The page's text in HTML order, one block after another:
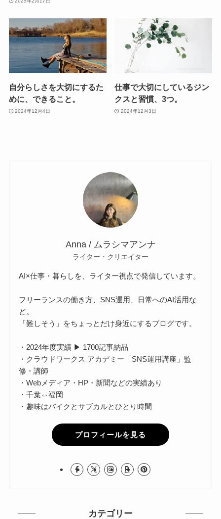
自分らしさを大切にするた
めに、できること。
2024年12月4日
仕事で大切にしているジン
クスと習慣、3つ。
2024年12月3日
Anna / ムラシマアンナ
ライター・クリエイター
AI×仕事・暮らしを、ライター視点で発信しています。
フリーランスの働き方、SNS運用、日常へのAI活用な
ど。
「難しそう」をちょっとだけ身近にするブログです。
・2024年度実績 ▶ 1700記事納品
・クラウドワークス アカデミー「SNS運用講座」監
修・講師
・Webメディア・HP・新聞などの実績あり
・千葉⇔福岡
・趣味はバイクとサブカルとひとり時間
プロフィールを見る
カテゴリー